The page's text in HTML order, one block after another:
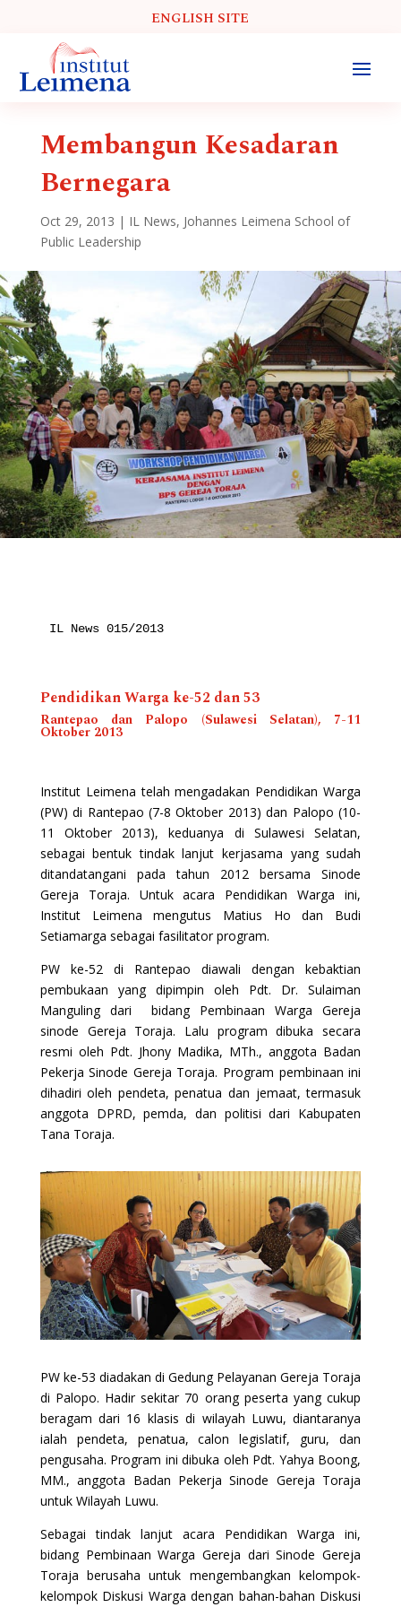
ENGLISH SITE
Membangun Kesadaran
Bernegara
Oct 29, 2013 | IL News, Johannes Leimena School of
Public Leadership
IL News 015/2013
Pendidikan Warga ke-52 dan 53
Rantepao dan Palopo (Sulawesi Selatan), 7-11
Oktober 2013
Institut Leimena telah mengadakan Pendidikan Warga
(PW) di Rantepao (7-8 Oktober 2013) dan Palopo (10-
11 Oktober 2013), keduanya di Sulawesi Selatan,
sebagai bentuk tindak lanjut kerjasama yang sudah
ditandatangani pada tahun 2012 bersama Sinode
Gereja Toraja. Untuk acara Pendidikan Warga ini,
Institut Leimena mengutus Matius Ho dan Budi
Setiamarga sebagai fasilitator program.
PW ke-52 di Rantepao diawali dengan kebaktian
pembukaan yang dipimpin oleh Pdt. Dr. Sulaiman
Manguling dari bidang Pembinaan Warga Gereja
sinode Gereja Toraja. Lalu program dibuka secara
resmi oleh Pdt. Jhony Madika, MTh., anggota Badan
Pekerja Sinode Gereja Toraja. Program pembinaan ini
dihadiri oleh pendeta, penatua dan jemaat, termasuk
anggota DPRD, pemda, dan politisi dari Kabupaten
Tana Toraja.
PW ke-53 diadakan di Gedung Pelayanan Gereja Toraja
di Palopo. Hadir sekitar 70 orang peserta yang cukup
beragam dari 16 klasis di wilayah Luwu, diantaranya
ialah pendeta, penatua, calon legislatif, guru, dan
pengusaha. Program ini dibuka oleh Pdt. Yahya Boong,
MM., anggota Badan Pekerja Sinode Gereja Toraja
untuk Wilayah Luwu.
Sebagai tindak lanjut acara Pendidikan Warga ini,
bidang Pembinaan Warga Gereja dari Sinode Gereja
Toraja berusaha untuk mengembangkan kelompok-
kelompok Diskusi Warga dengan bahan-bahan Diskusi